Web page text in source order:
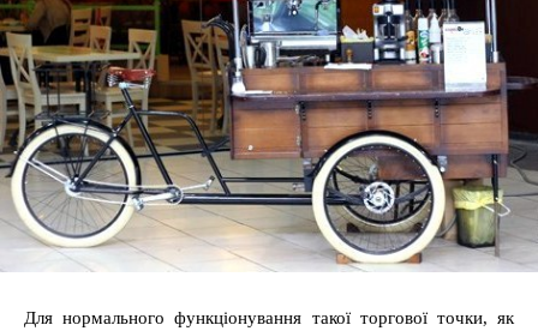
Для нормального функціонування такої торгової точки, як